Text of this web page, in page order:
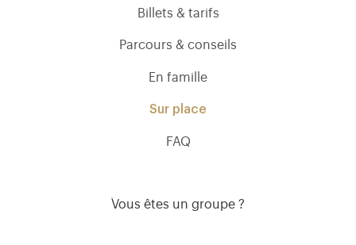
Billets & tarifs
Parcours & conseils
En famille
Sur place
FAQ
Vous êtes un groupe ?